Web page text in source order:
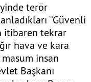
terör
‘’Güvenli
itibaren tekrar
hava ve kara
insan
Başkanı